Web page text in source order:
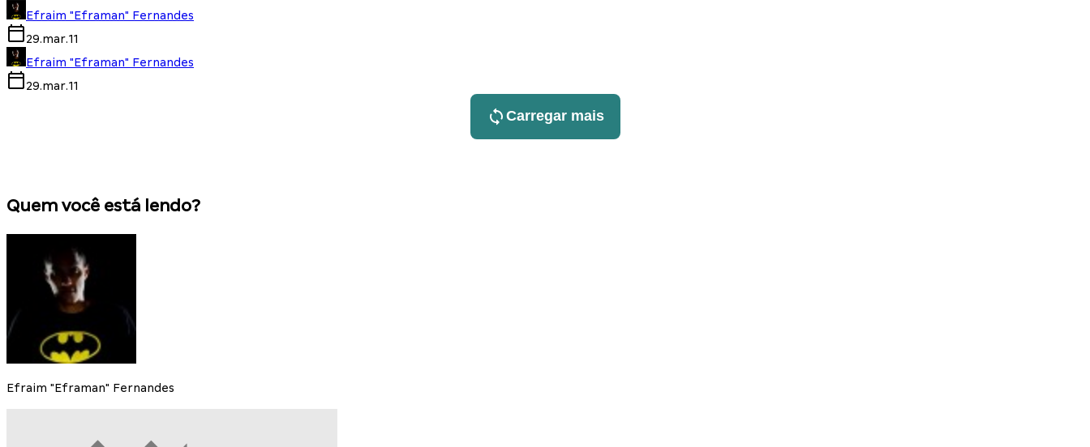
Efraim "Eframan" Fernandes
29.mar.11
Efraim "Eframan" Fernandes
29.mar.11
Carregar mais
Quem você está lendo?
Efraim "Eframan" Fernandes